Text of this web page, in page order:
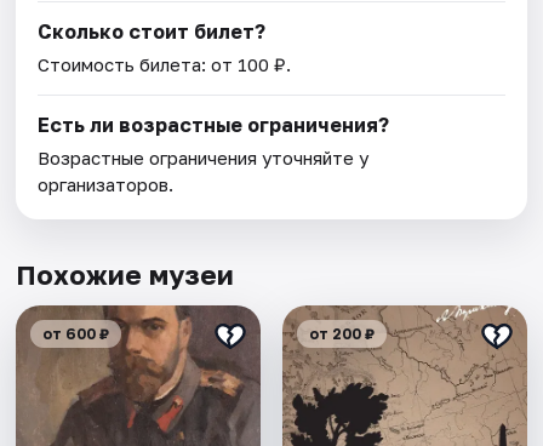
Сколько стоит билет?
Стоимость билета: от 100 ₽.
Есть ли возрастные ограничения?
Возрастные ограничения уточняйте у
организаторов.
Похожие музеи
от 600 ₽ от 200 ₽